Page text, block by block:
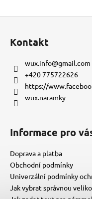
Kontakt
wux.info@gmail.com
+420 775722626
https://
wux.naramky
Informace pro
Doprava a platba
Obchodní podmínky
Univerzální podmínky
Jak vybrat správnou